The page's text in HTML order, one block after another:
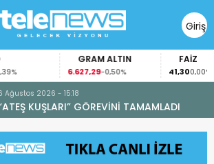
Giriş
Yap
GRAM ALTIN
6.627,29-0,50% 0,00%
- 15:18
GÖREVİNİ TAMAMLADI